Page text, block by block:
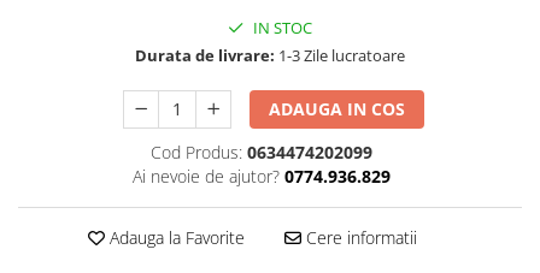
IN STOC
Durata de livrare: 1-3 Zile lucratoare
ADAUGA IN COS
Cod Produs: 0634474202099
Ai nevoie de ajutor? 0774.936.829
Adauga la Favorite Cere informatii